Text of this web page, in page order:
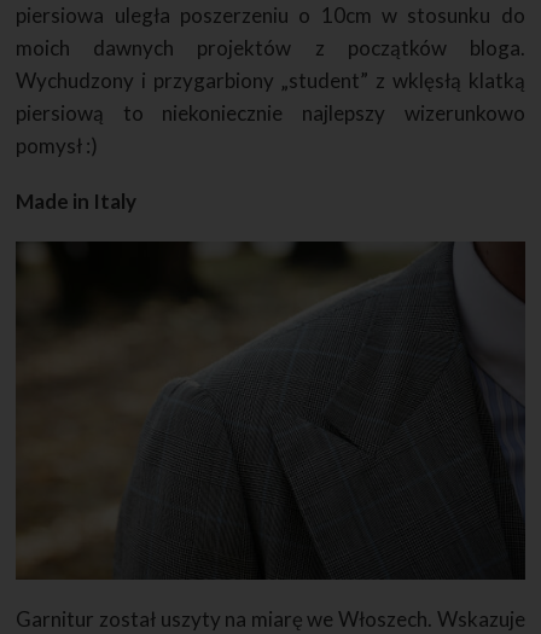
piersiowa uległa poszerzeniu o 10cm w stosunku do
moich dawnych projektów z początków bloga.
Wychudzony i przygarbiony „student” z wklęsłą klatką
piersiową to niekoniecznie najlepszy wizerunkowo
pomysł :)
Made in Italy
Garnitur został uszyty na miarę we Włoszech. Wskazuje